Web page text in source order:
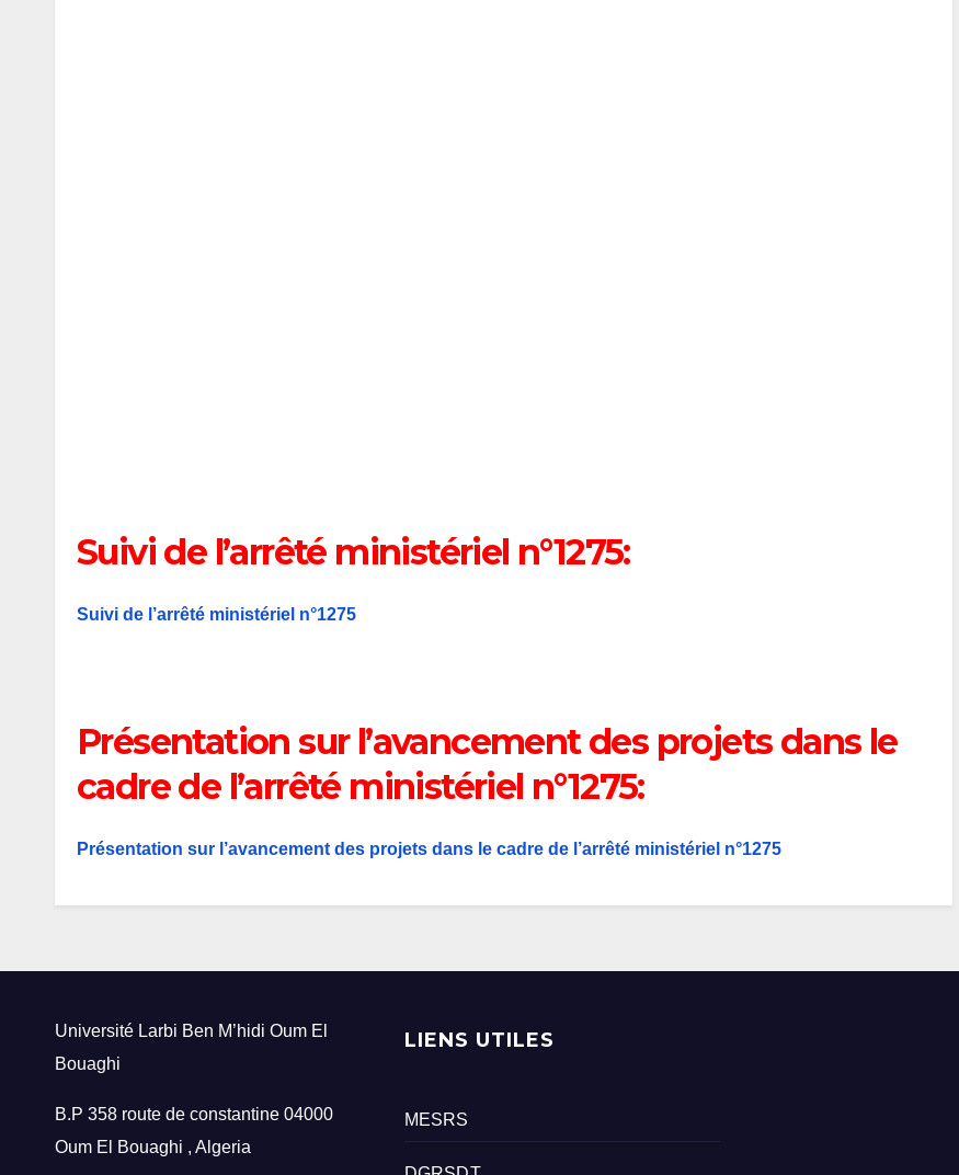
Suivi de l’arrêté ministériel n°1275:
Suivi de l’arrêté ministériel n°1275
Présentation sur l’avancement des projets dans le
cadre de l’arrêté ministériel n°1275:
Présentation sur l’avancement des projets dans le cadre de l’arrêté ministériel n°1275
Université Larbi Ben M’hidi Oum El
Bouaghi
B.P 358 route de constantine 04000
Oum El Bouaghi , Algeria
LIENS UTILES
MESRS